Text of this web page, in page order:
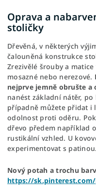
Oprava a
stoličky
Dřevěná, v některých
čalouněná konstrukce
Zrezivělé šrouby a
mosazné nebo nerezové.
nejprve jemně obrušte a
nanést základní nátěr,
případně můžete přidat i
odolnost proti oděru.
dřevo předem například
rustikální vzhled. U
experimentovat s patinou.
Nový potah a trochu
https://sk.pinterest.com/